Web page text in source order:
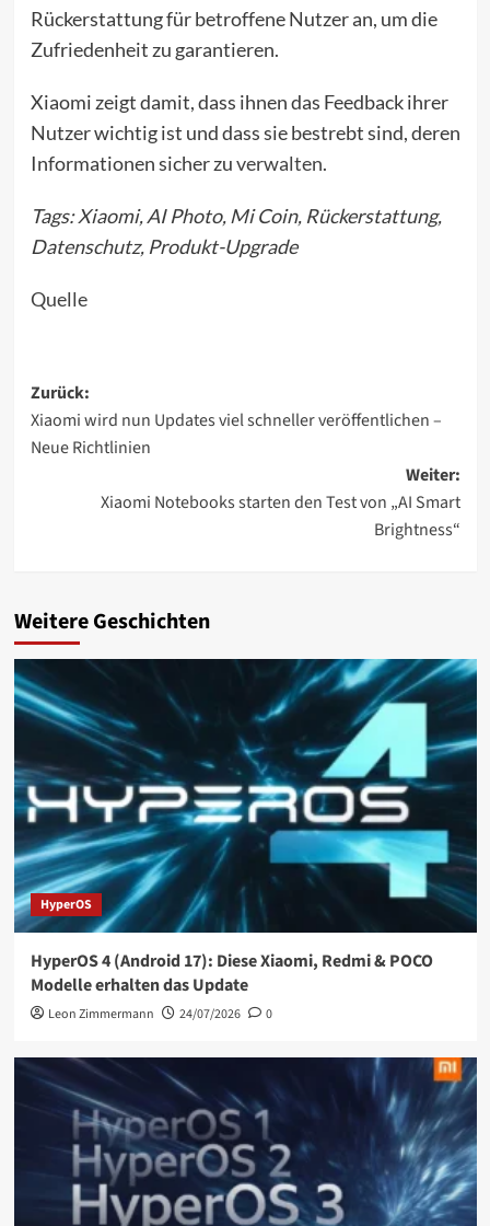
Rückerstattung für betroffene Nutzer an, um die
Zufriedenheit zu garantieren.
Xiaomi zeigt damit, dass ihnen das Feedback ihrer
Nutzer wichtig ist und dass sie bestrebt sind, deren
Informationen sicher zuverwalten.
Tags: Xiaomi, AI Photo, Mi Coin, Rückerstattung,
Datenschutz, Produkt-Upgrade
Quelle
Beitragsnavigation
Zurück:
Xiaomi wird nun Updates viel schneller veröffentlichen –
Neue Richtlinien
Weiter:
Xiaomi Notebooks starten den Test von „AI Smart
Brightness“
Weitere Geschichten
HyperOS
HyperOS 4 (Android 17): Diese Xiaomi, Redmi & POCO
Modelle erhalten das Update
Leon Zimmermann 24/07/2026 0